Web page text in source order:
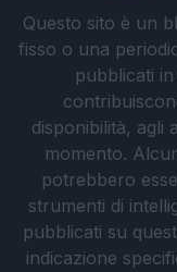
Questo sito è un
fisso o una
pubblicati
disponibilità, agli
momento.
potrebbero
strumenti di
pubblicati su
indicazione